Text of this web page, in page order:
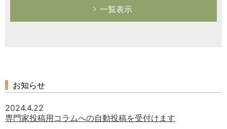
一覧表示
お知らせ
2024.4.22
専門家投稿用コラムへの自動投稿を受付けます